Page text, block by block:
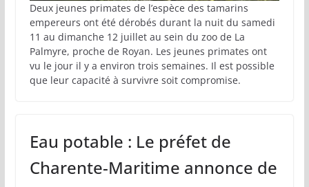
Deux jeunes primates de l’espèce des tamarins
empereurs ont été dérobés durant la nuit du samedi
11 au dimanche 12 juillet au sein du zoo de La
Palmyre, proche de Royan. Les jeunes primates ont
vu le jour il y a environ trois semaines. Il est possible
que leur capacité à survivre soit compromise.
Eau potable : Le préfet de
Charente-Maritime annonce de